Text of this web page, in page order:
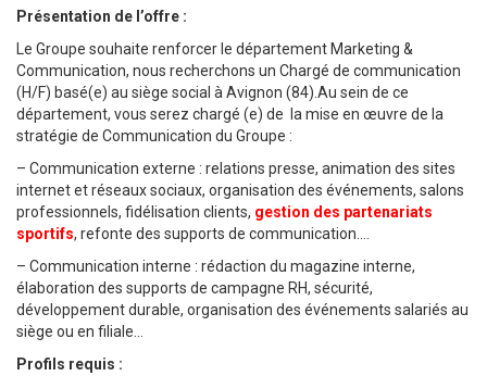
Présentation de l’offre :
Le Groupe souhaite renforcer le département Marketing &
Communication, nous recherchons un Chargé de communication
(H/F) basé(e) au siège social à Avignon (84).Au sein de ce
département, vous serez chargé (e) de la mise en œuvre de la
stratégie de Communication du Groupe :
– Communication externe : relations presse, animation des sites
internet et réseaux sociaux, organisation des événements, salons
professionnels, fidélisation clients, gestion des partenariats
sportifs, refonte des supports de communication.…
– Communication interne : rédaction du magazine interne,
élaboration des supports de campagne RH, sécurité,
développement durable, organisation des événements salariés au
siège ou en filiale…
Profils requis :